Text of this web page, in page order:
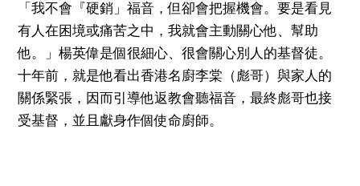
「我不會『硬銷」福音，但卻會把握機會。要是看見
有人在困境或痛苦之中，我就會主動關心他、幫助
他。」楊英偉是個很細心、很會關心別人的基督徒。
十年前，就是他看出香港名廚李棠（彪哥）與家人的
關係緊張，因而引導他返教會聽福音，最終彪哥也接
受基督，並且獻身作個使命廚師。